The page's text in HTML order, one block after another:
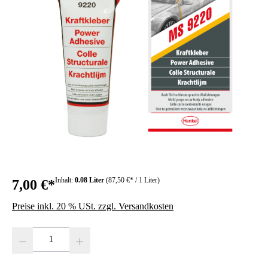
7,00 €*Inhalt: 0.08 Liter (87,50 €* / 1 Liter)
Preise inkl. 20 % USt. zzgl. Versandkosten